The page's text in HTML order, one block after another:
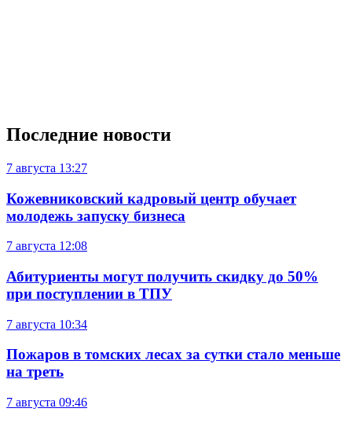
Последние новости
7 августа 13:27
Кожевниковский кадровый центр обучает
молодежь запуску бизнеса
7 августа 12:08
Абитуриенты могут получить скидку до 50%
при поступлении в ТПУ
7 августа 10:34
Пожаров в томских лесах за сутки стало меньше
на треть
7 августа 09:46